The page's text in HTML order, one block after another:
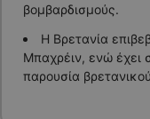
βομβαρδισμούς.
Η Βρετανία
Μπαχρέιν, ενώ έχει
παρουσία